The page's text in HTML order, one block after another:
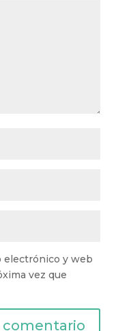
electrónico y web
vez que